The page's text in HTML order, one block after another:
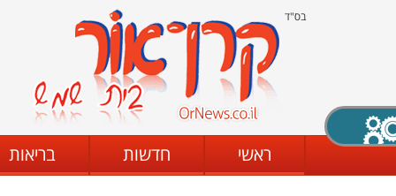
בס"ד
ראשי חדשות בריאות
X סגירה